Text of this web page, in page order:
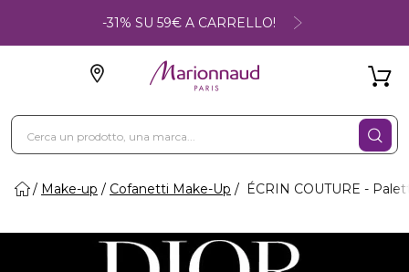
-31% SU 59€ A CARRELLO!
Make-up Cofanetti Make-Up ÉCRIN COUTURE -